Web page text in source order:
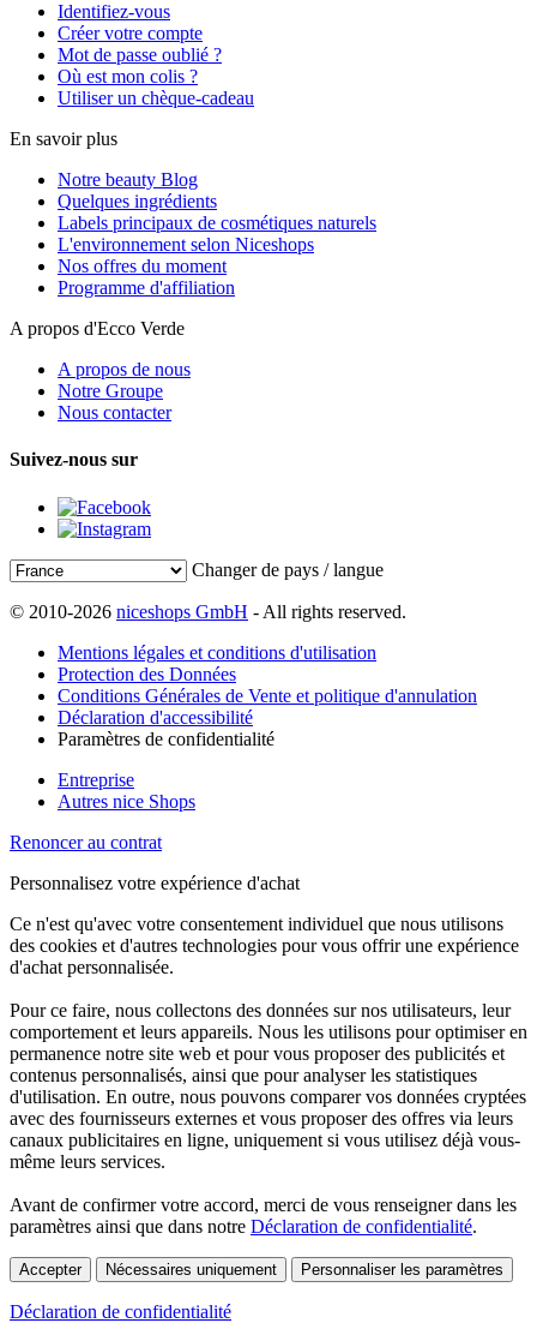
Identifiez-vous
Créer votre compte
Mot de passe oublié ?
Où est mon colis ?
Utiliser un chèque-cadeau
En savoir plus
Notre beauty Blog
Quelques ingrédients
Labels principaux de cosmétiques naturels
L'environnement selon Niceshops
Nos offres du moment
Programme d'affiliation
A propos d'Ecco Verde
A propos de nous
Notre Groupe
Nous contacter
Suivez-nous sur
Changer de pays / langue
© 2010-2026 niceshops GmbH - All rights reserved.
Mentions légales et conditions d'utilisation
Protection des Données
Conditions Générales de Vente et politique d'annulation
Déclaration d'accessibilité
Paramètres de confidentialité
Entreprise
Autres nice Shops
Renoncer au contrat
Personnalisez votre expérience d'achat
Ce n'est qu'avec votre consentement individuel que nous utilisons
des cookies et d'autres technologies pour vous offrir une expérience
d'achat personnalisée.
Pour ce faire, nous collectons des données sur nos utilisateurs, leur
comportement et leurs appareils. Nous les utilisons pour optimiser en
permanence notre site web et pour vous proposer des publicités et
contenus personnalisés, ainsi que pour analyser les statistiques
d'utilisation. En outre, nous pouvons comparer vos données cryptées
avec des fournisseurs externes et vous proposer des offres via leurs
canaux publicitaires en ligne, uniquement si vous utilisez déjà vous-
même leurs services.
Avant de confirmer votre accord, merci de vous renseigner dans les
paramètres ainsi que dans notre Déclaration de confidentialité.
Accepter Nécessaires uniquement Personnaliser les paramètres
Déclaration de confidentialité